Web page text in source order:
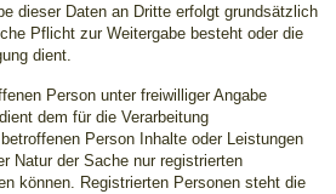
dieser Daten an Dritte erfolgt grundsätzlich
Pflicht zur Weitergabe besteht oder die
dient.
Person unter freiwilliger Angabe
dem für die Verarbeitung
Person Inhalte oder Leistungen
Natur der Sache nur registrierten
können. Registrierten Personen steht die